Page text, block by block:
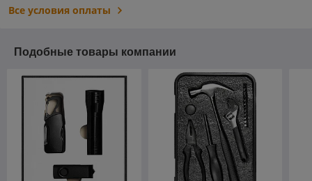
Все условия оплаты
Подобные товары компании